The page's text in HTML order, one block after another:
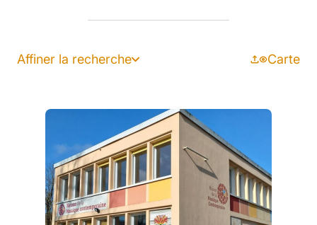
Affiner la recherche Carte